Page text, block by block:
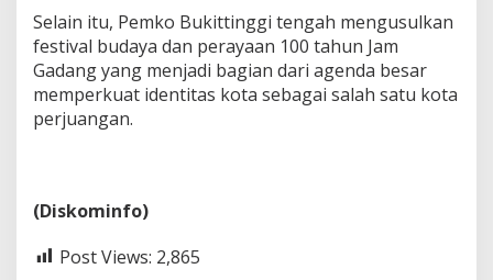
Selain itu, Pemko Bukittinggi tengah mengusulkan
festival budaya dan perayaan 100 tahun Jam
Gadang yang menjadi bagian dari agenda besar
memperkuat identitas kota sebagai salah satu kota
perjuangan.
(Diskominfo)
Post Views: 2,865